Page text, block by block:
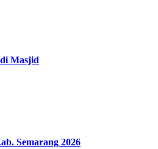
Masjid
Semarang 2026